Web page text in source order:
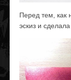
Перед тем, как
эскиз и сделала